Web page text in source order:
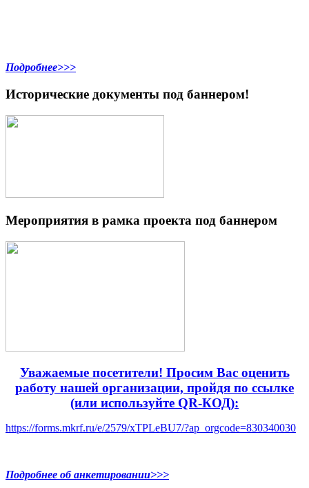
Подробнее>>>
Исторические документы под баннером!
Мероприятия в рамка проекта под баннером
Уважаемые посетители! Просим Вас оценить
работу нашей организации, пройдя по ссылке
(или используйте QR-КОД):
https://forms.mkrf.ru/e/2579/xTPLeBU7/?ap_orgcode=830340030
Подробнее об анкетировании>>>